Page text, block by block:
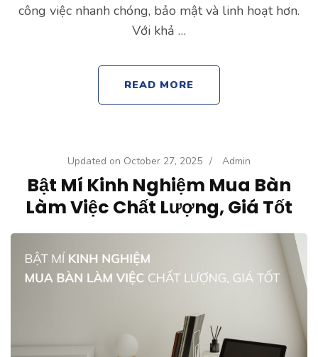
công việc nhanh chóng, bảo mật và linh hoạt hơn.
Với khả …
READ MORE
Updated on October 27, 2025 / Admin
Bật Mí Kinh Nghiệm Mua Bàn
Làm Việc Chất Lượng, Giá Tốt